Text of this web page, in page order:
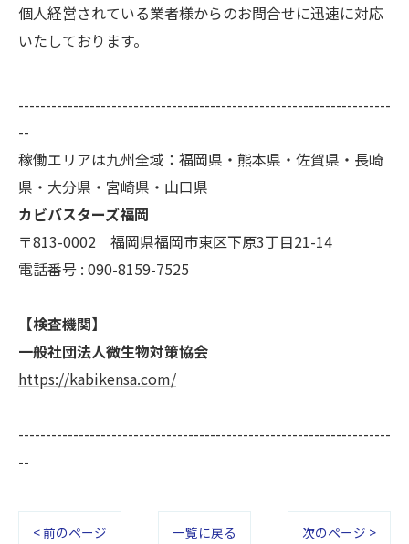
個人経営されている業者様からのお問合せに迅速に対応
いたしております。
--------------------------------------------------------------------
--
稼働エリアは九州全域：福岡県・熊本県・佐賀県・長崎
県・大分県・宮崎県・山口県
カビバスターズ福岡
〒813-0002 福岡県福岡市東区下原3丁目21-14
電話番号 : 090-8159-7525
【検査機関】
一般社団法人微生物対策協会
https://kabikensa.com/
--------------------------------------------------------------------
--
< 前のページ 一覧に戻る 次のページ >